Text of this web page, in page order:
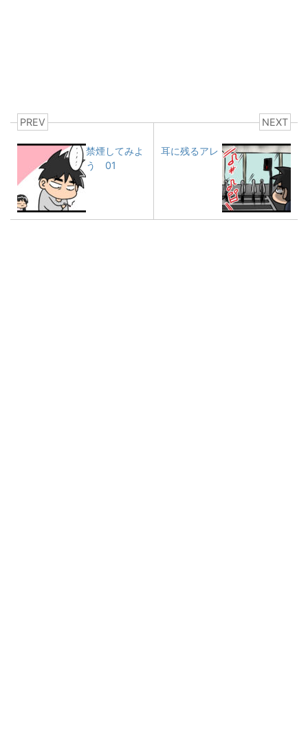
PREV
禁煙してみよ
う 01
NEXT
耳に残るアレ